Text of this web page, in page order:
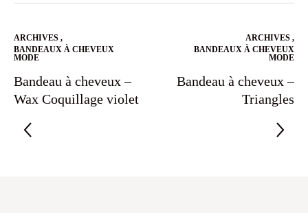
ARCHIVES ,
BANDEAUX À CHEVEUX
MODE
Bandeau à cheveux –
Wax Coquillage violet
ARCHIVES ,
BANDEAUX À CHEVEUX
MODE
Bandeau à cheveux –
Triangles